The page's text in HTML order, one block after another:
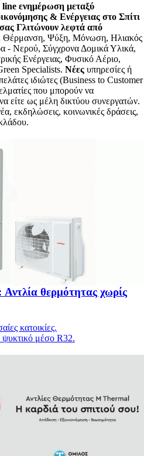
ενημέρωση μεταξύ
& Ενέργειας στο Σπίτι
Γλιτώνουν λεφτά από
Θέρμανση, Ψύξη, Μόνωση, Ηλιακός
- Νερού, Σύγχρονα Δομικά Υλικά,
Ενέργειας, Φυσικό Αέριο,
Specialists. Nέες υπηρεσίες ή
ιδιώτες (Business to Customer
που μπορούν να
είτε ως μέλη δικτύου συνεργατών.
εκδηλώσεις, κοινωνικές δράσεις,
θερμότητας χωρίς
κατοικίες.
μέσο R32.